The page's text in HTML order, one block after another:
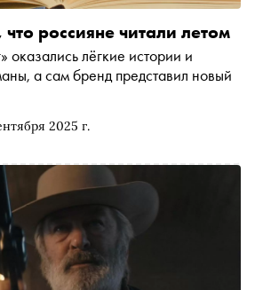
2025 г.
что россияне читали летом
оказались лёгкие истории и
а сам бренд представил новый